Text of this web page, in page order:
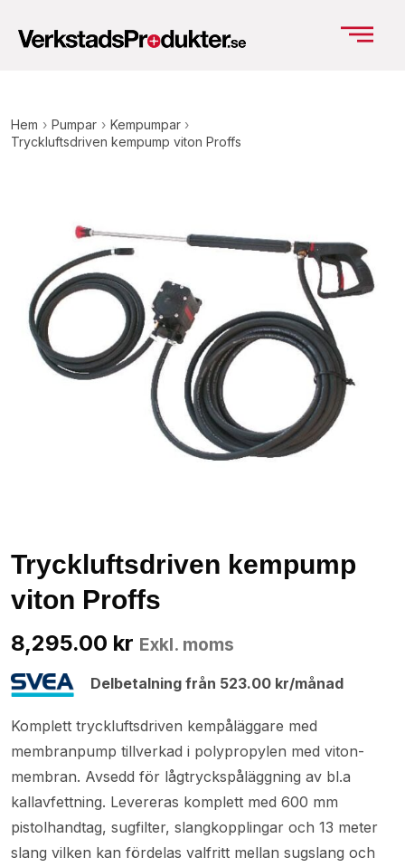
Hem › Pumpar › Kempumpar ›
Tryckluftsdriven kempump viton Proffs
Delbetalning från 523.00 kr/månad
8,295.00 kr Exkl. moms
Tryckluftsdriven kempump
viton Proffs
Komplett tryckluftsdriven kempåläggare med
membranpump tillverkad i polypropylen med viton-
membran. Avsedd för lågtryckspåläggning av bl.a
kallavfettning. Levereras komplett med 600 mm
pistolhandtag, sugfilter, slangkopplingar och 13 meter
slang vilken kan fördelas valfritt mellan sugslang och